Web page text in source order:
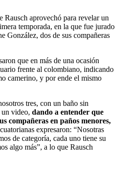
Rausch aprovechó para revelar un
temporada, en la que fue jurado
González, dos de sus compañeras
que en más de una ocasión
frente al colombiano, indicando
camerino, y por ende el mismo
tres, con un baño sin
video, dando a entender que
compañeras en paños menores,
expresaron: “Nosotras
de categoría, cada uno tiene su
algo más”, a lo que Rausch